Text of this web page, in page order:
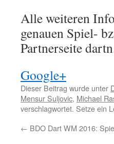
Alle weiteren
genauen Spiel-
Partnerseite
Google+
Dieser Beitrag wurde unter
Mensur Suljovic, Michael
verschlagwortet. Setze ein
← BDO Dart WM 2016: